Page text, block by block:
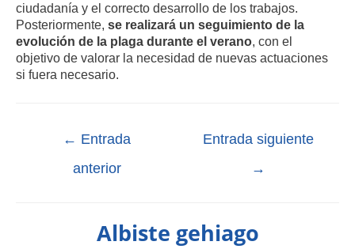
ciudadanía y el correcto desarrollo de los trabajos.
Posteriormente, se realizará un seguimiento de la
evolución de la plaga durante el verano, con el
objetivo de valorar la necesidad de nuevas actuaciones
si fuera necesario.
← Entrada
anterior
Entrada siguiente
→
Albiste gehiago